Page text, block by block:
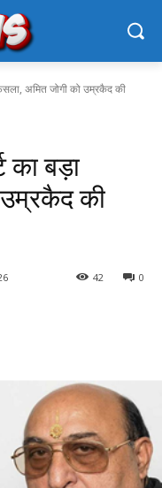
अमित जोगी को उम्रकैद की
का बड़ा
की
0
42